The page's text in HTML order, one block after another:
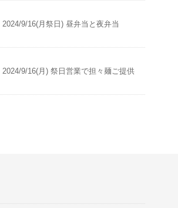
2024/9/16(月祭日) 昼弁当と夜弁当
2024/9/16(月) 祭日営業で担々麺ご提供